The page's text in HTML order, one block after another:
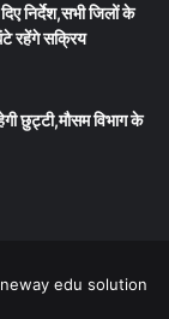
निर्देश,सभी जिलों के
रहेंगे सक्रिय
छुट्टी,मौसम विभाग के
edu solution